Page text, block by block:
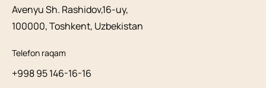
Avenyu Sh. Rashidov,16-uy,
100000, Toshkent, Uzbekistan
Telefon raqam
+998 95 146-16-16